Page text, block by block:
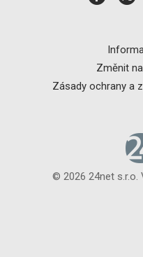
Změnit
Zásady ochrany a
© 2026 24net s.r.o.